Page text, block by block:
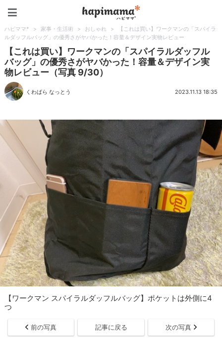
ハピママ* > 家事・生活術 > おしゃれ >
【これは買い】ワークマンの「スパイラ
ルダッフルバッグ」の優秀さがヤバかった！容量＆デザイン実物レビュー
【これは買い】ワークマンの「スパイラルダッフル
バッグ」の優秀さがヤバかった！容量＆デザイン実
物レビュー（写真 9/30）
くわばら なっとう 2023.11.13 18:35
【ワークマン スパイラルダッフルバッグ】ポケットは外側に4
つ
前の写真 記事に戻る 次の写真